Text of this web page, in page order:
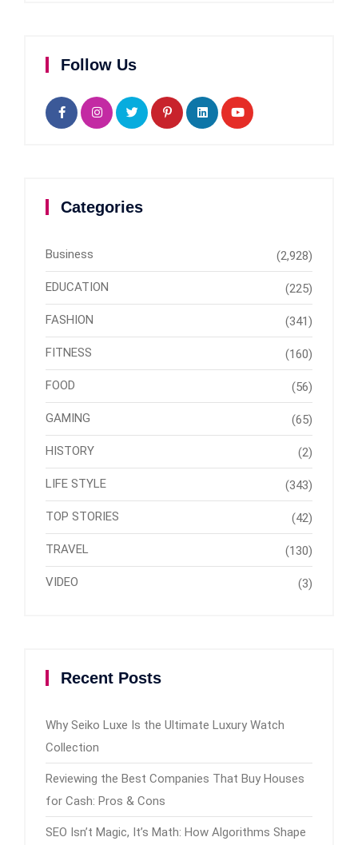
Follow Us
Categories
Business (2,928)
EDUCATION (225)
FASHION (341)
FITNESS (160)
FOOD (56)
GAMING (65)
HISTORY (2)
LIFE STYLE (343)
TOP STORIES (42)
TRAVEL (130)
VIDEO (3)
Recent Posts
Why Seiko Luxe Is the Ultimate Luxury Watch
Collection
Reviewing the Best Companies That Buy Houses
for Cash: Pros & Cons
SEO Isn’t Magic, It’s Math: How Algorithms Shape